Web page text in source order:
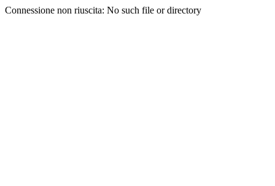
Connessione non riuscita: No such file or directory